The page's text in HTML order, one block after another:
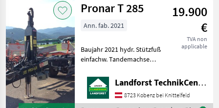
Catégorie 4 Pays Filtres
CHEMIN
ACTUEL
matériel
agricole
Remorques
Remorques
Réinitialiser
31
résultats
Pronar T 285
19.900
€
TVA non
applicable
Ann. fab. 2021
Baujahr 2021 hydr. Stützfuß
einfachw. Tandemachse
starke Gebrauchs- und
Korrosionsspuren Um
Ihnen unnötige Wartezeiten
Landforst TechnikCenter Knittelfeld
8723 Kobenz bei Knittelfeld